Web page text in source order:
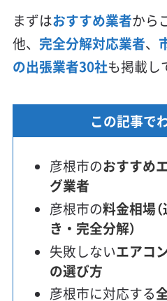
まずはおすすめ業者から
他、 完全分解対応業者、
の出張業者30社も掲載し
この記事で
彦根市のおすすめ
グ業者
彦根市の料金相場
き・完全分解）
失敗しないエアコ
の選び方
彦根市に対応する